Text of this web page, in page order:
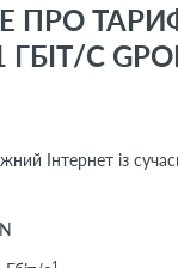
ПРО
ГБІТ/С
Інтернет із